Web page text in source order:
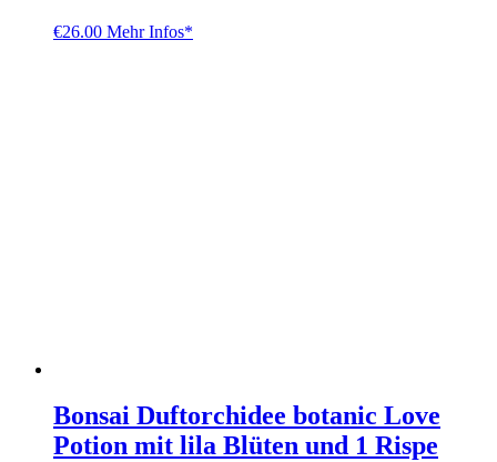
€26.00 Mehr Infos*
Bonsai Duftorchidee botanic Love
Potion mit lila Blüten und 1 Rispe